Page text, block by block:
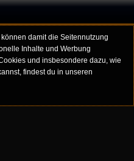
damit die Seitennutzung
Inhalte und Werbung
und insbesondere dazu, wie
findest du in unseren